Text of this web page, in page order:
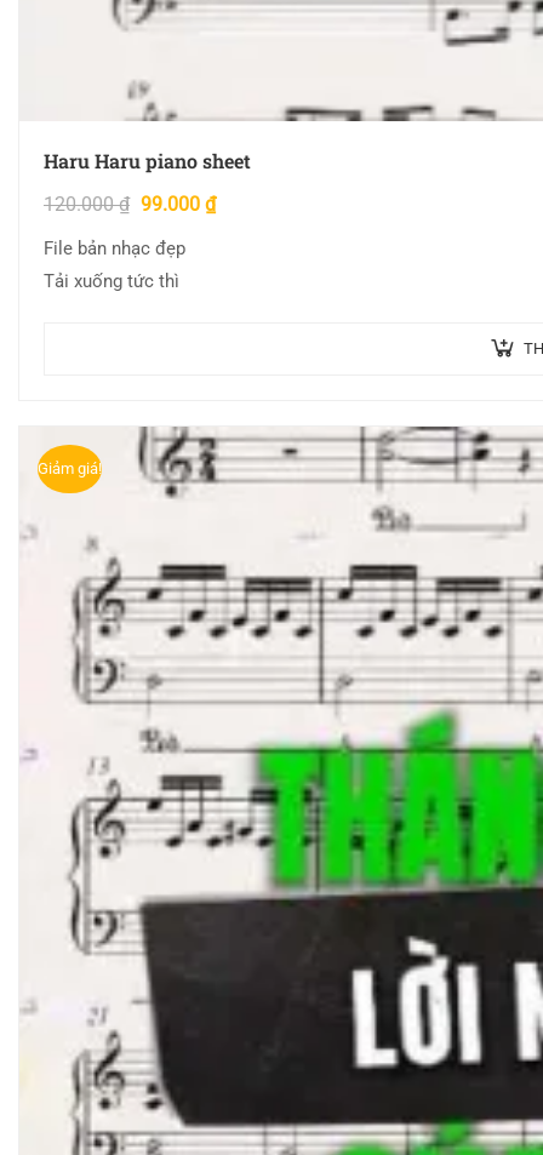
Haru Haru piano sheet
120.000₫ 99.000 ₫
File bản nhạc đẹp
Tải xuống tức thì
Giảm giá!